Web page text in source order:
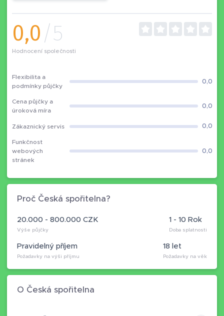
0,0/5
Hodnocení společnosti
Flexibilita a
podmínky půjčky
0,0
Cena půjčky a
úroková míra
0,0
Zákaznický servis 0,0
Funkčnost
webových
stránek
0,0
Proč Česká spořitelna?
20.000 - 800.000 CZK
Výše půjčky
1 - 10 Rok
Doba splatnosti
18 let
Požadavky na věk
Pravidelný příjem
Požadavky na výši příjmu
O Česká spořitelna